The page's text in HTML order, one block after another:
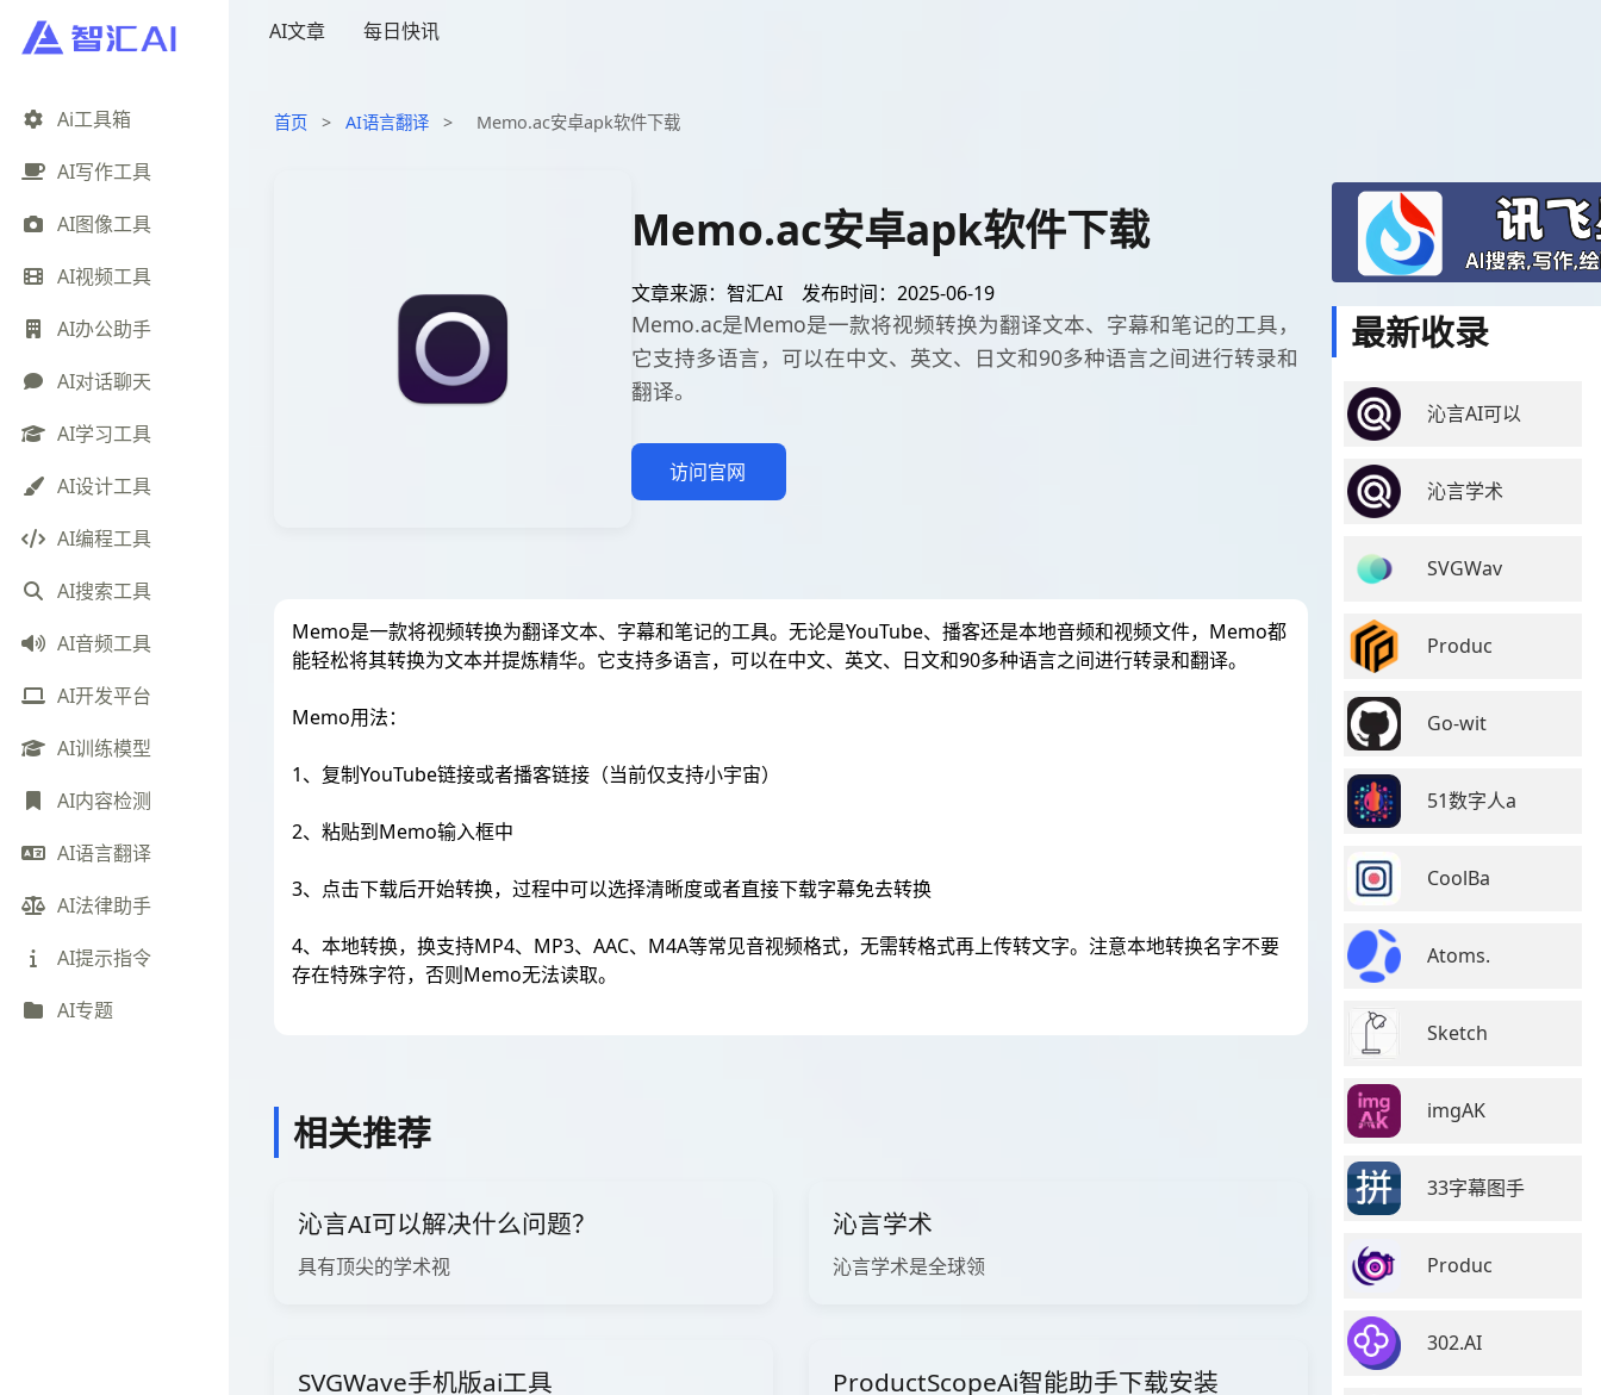
Ai工具箱
AI写作工具
AI图像工具
AI视频工具
AI办公助手
AI对话聊天
AI学习工具
AI设计工具
AI编程工具
AI搜索工具
AI音频工具
AI开发平台
AI训练模型
AI内容检测
AI语言翻译
AI法律助手
AI提示指令
AI专题
AI文章 每日快讯
首页 > AI语言翻译 > Memo.ac安卓apk软件下载
Memo.ac安卓apk软件下载
文章来源：智汇AI 发布时间：2025-06-19
Memo.ac是Memo是一款将视频转换为翻译文本、字幕和笔记的工具，
它支持多语言，可以在中文、英文、日文和90多种语言之间进行转录和
翻译。
访问官网
Memo是一款将视频转换为翻译文本、字幕和笔记的工具。无论是YouTube、播客还是本地音频和视频文件，Memo都
能轻松将其转换为文本并提炼精华。它支持多语言，可以在中文、英文、日文和90多种语言之间进行转录和翻译。
Memo用法：
1、复制YouTube链接或者播客链接（当前仅支持小宇宙）
2、粘贴到Memo输入框中
3、点击下载后开始转换，过程中可以选择清晰度或者直接下载字幕免去转换
4、本地转换，换支持MP4、MP3、AAC、M4A等常见音视频格式，无需转格式再上传转文字。注意本地转换名字不要
存在特殊字符，否则Memo无法读取。
相关推荐
沁言AI可以解决什么问题？
具有顶尖的学术视
沁言学术
沁言学术是全球领
SVGWave手机版ai工具 ProductScopeAi智能助手下载安装
最新收录
沁言AI可以
沁言学术
SVGWav
Produc
Go-wit
51数字人a
CoolBa
Atoms.
Sketch
imgAK
33字幕图手
Produc
302.AI